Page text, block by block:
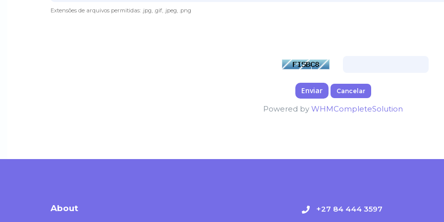
Extensões de arquivos permitidas: .jpg, .gif, .jpeg, .png
Cancelar
Powered by WHMCompleteSolution
About +27 84 444 3597